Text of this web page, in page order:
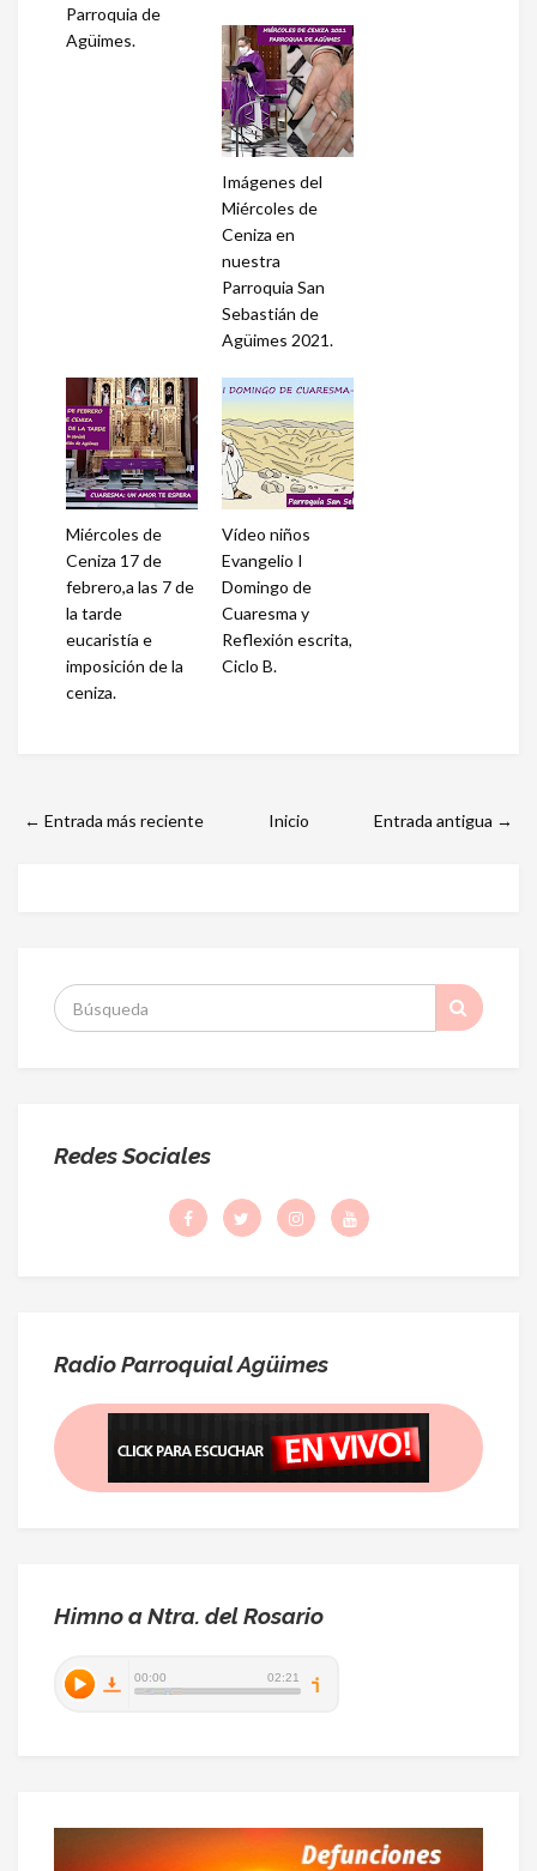
Parroquia de
Agüimes.
Imágenes del
Miércoles de
Ceniza en
nuestra
Parroquia San
Sebastián de
Agüimes 2021.
Miércoles de
Ceniza 17 de
febrero,a las 7 de
la tarde
eucaristía e
imposición de la
ceniza.
Vídeo niños
Evangelio I
Domingo de
Cuaresma y
Reflexión escrita,
Ciclo B.
← Entrada más reciente Entrada antigua →
Inicio
S
:
Redes Sociales
Radio Parroquial Agüimes
Himno a Ntra. del Rosario